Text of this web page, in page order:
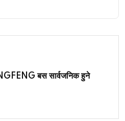
बस सार्वजनिक हुने